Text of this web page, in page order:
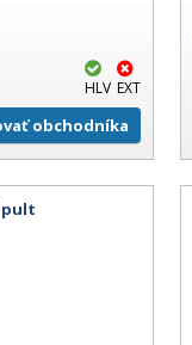
HLV EXT
obchodníka
pult